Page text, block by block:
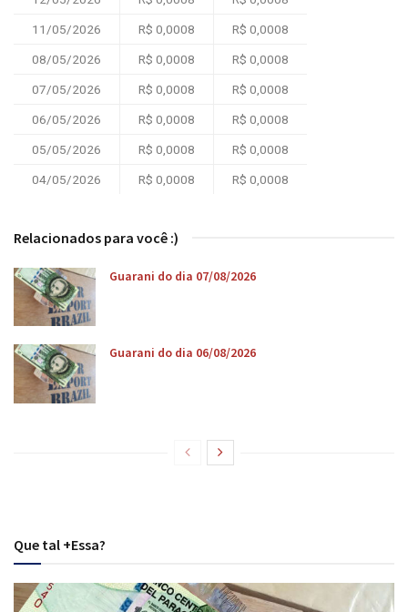
11/05/2026 R$ 0,0008 R$ 0,0008
08/05/2026 R$ 0,0008 R$ 0,0008
07/05/2026 R$ 0,0008 R$ 0,0008
06/05/2026 R$ 0,0008 R$ 0,0008
05/05/2026 R$ 0,0008 R$ 0,0008
04/05/2026 R$ 0,0008 R$ 0,0008
Relacionados para você :)
Guarani do dia 07/08/2026
Guarani do dia 06/08/2026
Que tal +Essa?